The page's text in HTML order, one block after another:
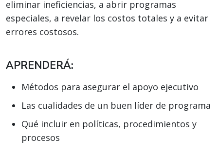
eliminar ineficiencias, a abrir programas
especiales, a revelar los costos totales y a evitar
errores costosos.
APRENDERÁ:
Métodos para asegurar el apoyo ejecutivo
Las cualidades de un buen líder de programa
Qué incluir en políticas, procedimientos y
procesos